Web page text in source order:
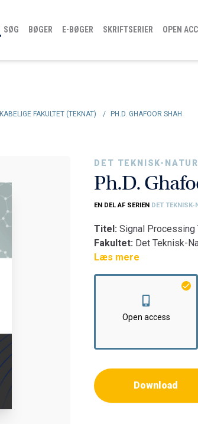
SØG BØGER E-BØGER SKRIFTSERIER OPEN
FAKULTET (TEKNAT) / PH.D. GHAFOOR SHAH
DET TEKNISK-
Ph.D.
EN DEL AF SERIEN DET TEKNISK-
Titel:Signal Processing
Fakultet: Det Teknisk-
Institut:Institut for
Læs mere
Open access
Download